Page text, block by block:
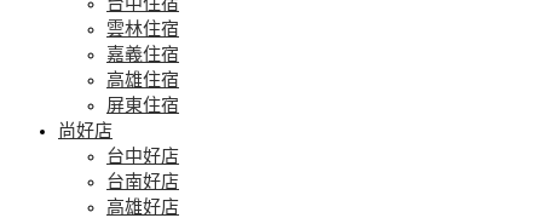
雲林住宿
嘉義住宿
高雄住宿
屏東住宿
尚好店
台中好店
台南好店
高雄好店